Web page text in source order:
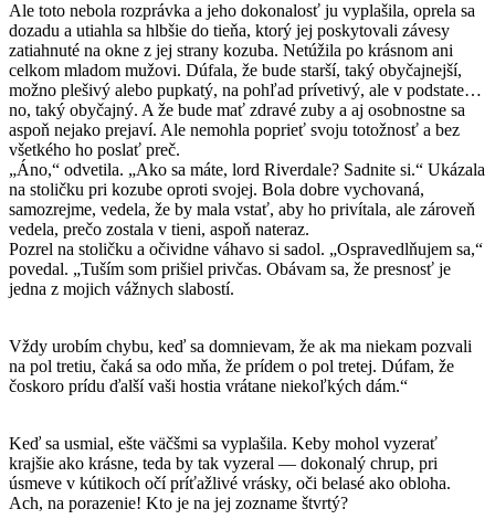
Ale toto nebola rozprávka a jeho dokonalosť ju vyplašila, oprela sa
dozadu a utiahla sa hlbšie do tieňa, ktorý jej poskytovali závesy
zatiahnuté na okne z jej strany kozuba. Netúžila po krásnom ani
celkom mladom mužovi. Dúfala, že bude starší, taký obyčajnejší,
možno plešivý alebo pupkatý, na pohľad prívetivý, ale v podstate…
no, taký obyčajný. A že bude mať zdravé zuby a aj osobnostne sa
aspoň nejako prejaví. Ale nemohla poprieť svoju totožnosť a bez
všetkého ho poslať preč.
„Áno,“ odvetila. „Ako sa máte, lord Riverdale? Sadnite si.“ Ukázala
na stoličku pri kozube oproti svojej. Bola dobre vychovaná,
samozrejme, vedela, že by mala vstať, aby ho privítala, ale zároveň
vedela, prečo zostala v tieni, aspoň nateraz.
Pozrel na stoličku a očividne váhavo si sadol. „Ospravedlňujem sa,“
povedal. „Tuším som prišiel privčas. Obávam sa, že presnosť je
jedna z mojich vážnych slabostí.
Vždy urobím chybu, keď sa domnievam, že ak ma niekam pozvali
na pol tretiu, čaká sa odo mňa, že prídem o pol tretej. Dúfam, že
čoskoro prídu ďalší vaši hostia vrátane niekoľkých dám.“
Keď sa usmial, ešte väčšmi sa vyplašila. Keby mohol vyzerať
krajšie ako krásne, teda by tak vyzeral — dokonalý chrup, pri
úsmeve v kútikoch očí príťažlivé vrásky, oči belasé ako obloha.
Ach, na porazenie! Kto je na jej zozname štvrtý?